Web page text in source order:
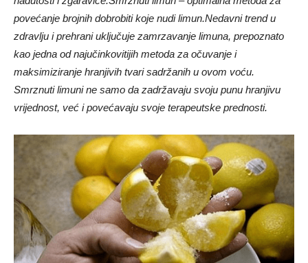
povećanje brojnih dobrobiti koje nudi limun.Nedavni trend u
zdravlju i prehrani uključuje zamrzavanje limuna, prepoznato
kao jedna od najučinkovitijih metoda za očuvanje i
maksimiziranje hranjivih tvari sadržanih u ovom voću.
Smrznuti limuni ne samo da zadržavaju svoju punu hranjivu
vrijednost, već i povećavaju svoje terapeutske prednosti.